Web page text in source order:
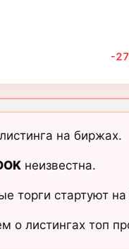
-
на биржах.
неизвестна.
торги стартуют
о листингах топ